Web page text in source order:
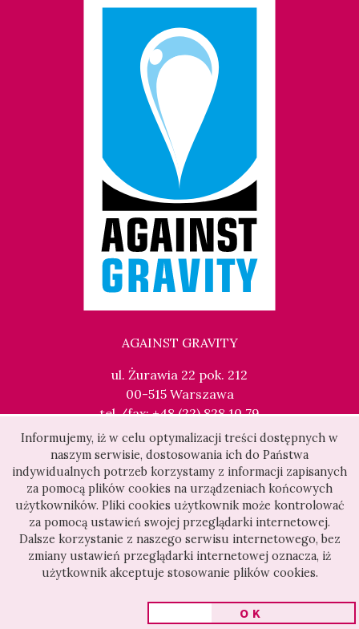
Informujemy, iż w celu optymalizacji treści dostępnych w
naszym serwisie, dostosowania ich do Państwa
indywidualnych potrzeb korzystamy z informacji zapisanych
za pomocą plików cookies na urządzeniach końcowych
użytkowników. Pliki cookies użytkownik może kontrolować
za pomocą ustawień swojej przeglądarki internetowej.
Dalsze korzystanie z naszego serwisu internetowego, bez
zmiany ustawień przeglądarki internetowej oznacza, iż
użytkownik akceptuje stosowanie plików cookies.
OK
AGAINST GRAVITY
ul. Żurawia 22 pok. 212
00-515 Warszawa
tel./fax: +48 (22) 828 10 79
kontakt@againstgravity.pl